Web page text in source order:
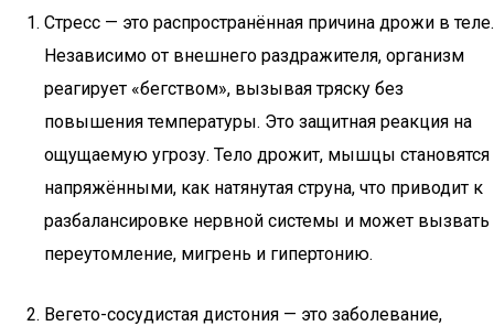
Стресс — это распространённая причина дрожи в теле.
Независимо от внешнего раздражителя, организм
реагирует «бегством», вызывая тряску без
повышения температуры. Это защитная реакция на
ощущаемую угрозу. Тело дрожит, мышцы становятся
напряжёнными, как натянутая струна, что приводит к
разбалансировке нервной системы и может вызвать
переутомление, мигрень и гипертонию.
Вегето-сосудистая дистония — это заболевание,